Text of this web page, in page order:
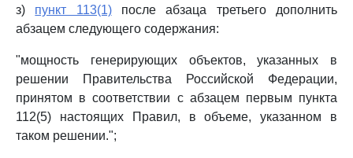
з) пункт 113(1)после абзаца третьего дополнить
абзацем следующего содержания:
"мощность генерирующих объектов, указанных в
решении Правительства Российской Федерации,
принятом в соответствии с абзацем первым пункта
112(5) настоящих Правил, в объеме, указанном в
таком решении.";